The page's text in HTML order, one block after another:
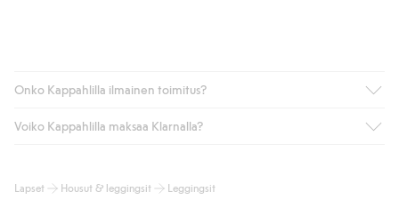
Onko Kappahlilla ilmainen toimitus?
Jos olet Kappahl Clubin jäsen, saat aina ilmaisen toimituksen
kotiinkuljetusta). Toimituskulut poistuvat automaattisesti, kun
Voiko Kappahlilla maksaa Klarnalla?
maksutavat, kuten laskun, sekä muita maksuvaihtoehtoja.
Lapset Housut & leggingsit Leggingsit